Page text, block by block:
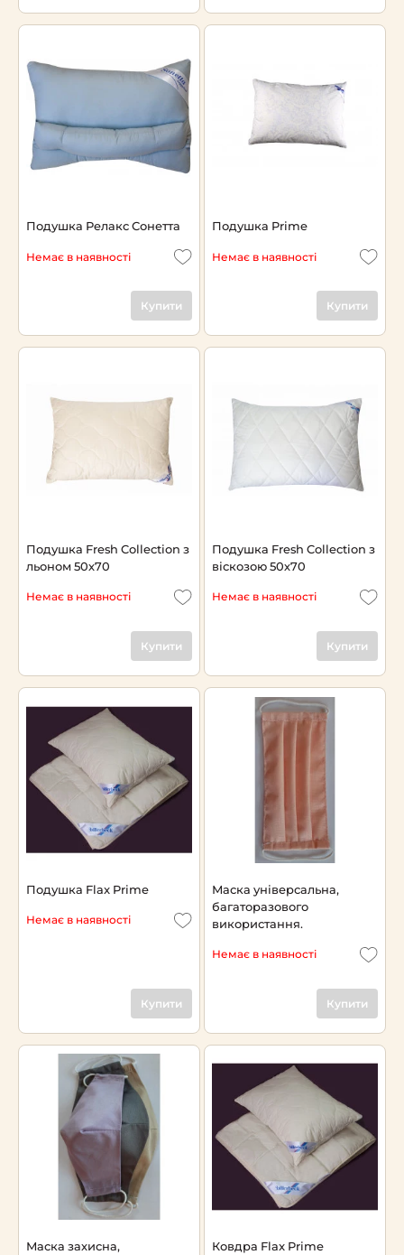
Подушка Релакс Сонетта
Немає в наявності
Купити
Подушка Prime
Немає в наявності
Купити
Подушка Fresh Collection з
льоном 50х70
Немає в наявності
Купити
Подушка Fresh Collection з
віскозою 50х70
Немає в наявності
Купити
Подушка Flax Prime
Немає в наявності
Купити
Маска універсальна,
багаторазового
використання.
Немає в наявності
Купити
Маска захисна,
Ковдра Flax Prime